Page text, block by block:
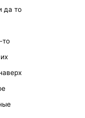
да то
то